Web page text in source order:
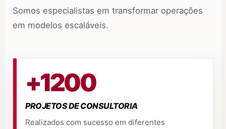
Somos especialistas em transformar operações
em modelos escaláveis.
+1200
PROJETOS DE CONSULTORIA
Realizados com sucesso em diferentes